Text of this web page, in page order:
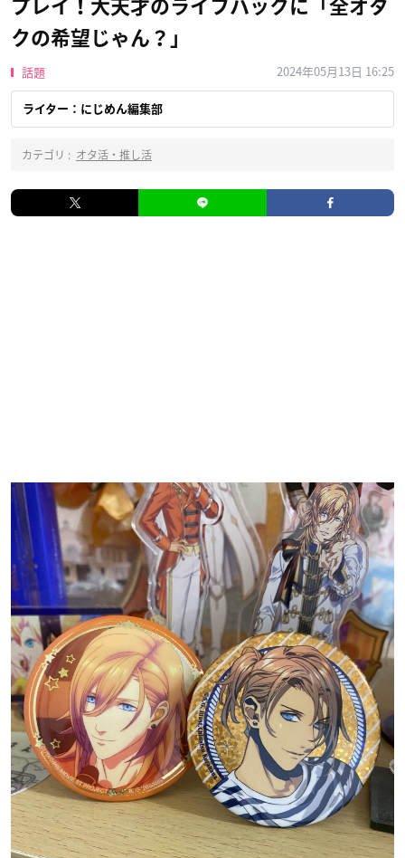
プレイ！大天才のライフハックに「全オタ
クの希望じゃん？」
話題 2024年05月13日 16:25
ライター：にじめん編集部
カテゴリ : オタ活・推し活